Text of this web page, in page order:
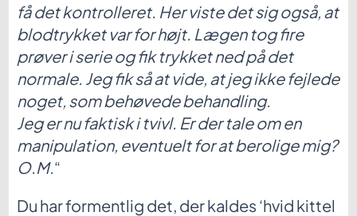
få det kontrolleret. Her viste det sig også, at
blodtrykket var for højt. Lægen tog fire
prøver i serie og fik trykket ned på det
normale. Jeg fik så at vide, at jeg ikke fejlede
noget, som behøvede behandling.
Jeg er nu faktisk i tvivl. Er der tale om en
manipulation, eventuelt for at berolige mig?
O.M.“
Du har formentlig det, der kaldes ‘hvid kittel